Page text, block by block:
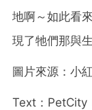
地啊～如此看
現了牠們那與
圖片來源：小
Text：PetCity